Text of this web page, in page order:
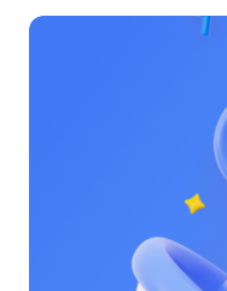
Телефоны
Фотоаппараты
Фотовспышки